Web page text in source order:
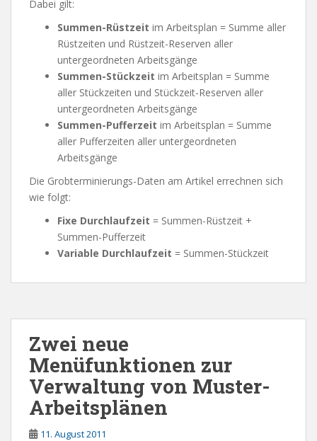
Dabei gilt:
Summen-Rüstzeit im Arbeitsplan = Summe aller
Rüstzeiten und Rüstzeit-Reserven aller
untergeordneten Arbeitsgänge
Summen-Stückzeit im Arbeitsplan = Summe
aller Stückzeiten und Stückzeit-Reserven aller
untergeordneten Arbeitsgänge
Summen-Pufferzeit im Arbeitsplan = Summe
aller Pufferzeiten aller untergeordneten
Arbeitsgänge
Die Grobterminierungs-Daten am Artikel errechnen sich
wie folgt:
Fixe Durchlaufzeit = Summen-Rüstzeit +
Summen-Pufferzeit
Variable Durchlaufzeit = Summen-Stückzeit
Zwei neue
Menüfunktionen zur
Verwaltung von Muster-
Arbeitsplänen
11. August 2011